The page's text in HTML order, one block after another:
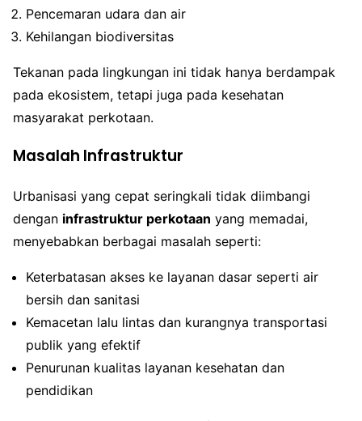
Pencemaran udara dan air
Kehilangan biodiversitas
Tekanan pada lingkungan ini tidak hanya berdampak
pada ekosistem, tetapi juga pada kesehatan
masyarakat perkotaan.
Masalah Infrastruktur
Urbanisasi yang cepat seringkali tidak diimbangi
dengan infrastruktur perkotaan yang memadai,
menyebabkan berbagai masalah seperti:
Keterbatasan akses ke layanan dasar seperti air
bersih dan sanitasi
Kemacetan lalu lintas dan kurangnya transportasi
publik yang efektif
Penurunan kualitas layanan kesehatan dan
pendidikan